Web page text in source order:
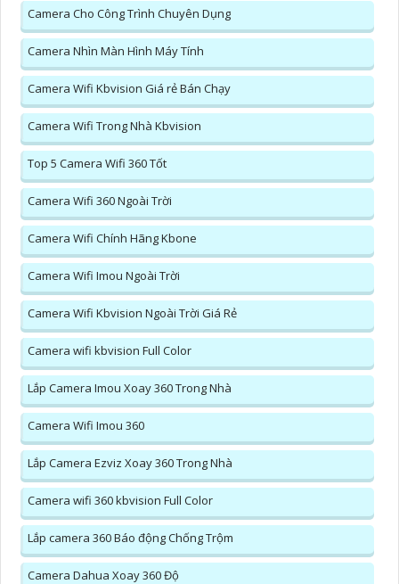
Camera Cho Công Trình Chuyên Dụng
Camera Nhìn Màn Hình Máy Tính
Camera Wifi Kbvision Giá rẻ Bán Chạy
Camera Wifi Trong Nhà Kbvision
Top 5 Camera Wifi 360 Tốt
Camera Wifi 360 Ngoài Trời
Camera Wifi Chính Hãng Kbone
Camera Wifi Imou Ngoài Trời
Camera Wifi Kbvision Ngoài Trời Giá Rẻ
Camera wifi kbvision Full Color
Lắp Camera Imou Xoay 360 Trong Nhà
Camera Wifi Imou 360
Lắp Camera Ezviz Xoay 360 Trong Nhà
Camera wifi 360 kbvision Full Color
Lắp camera 360 Báo động Chống Trộm
Camera Dahua Xoay 360 Độ